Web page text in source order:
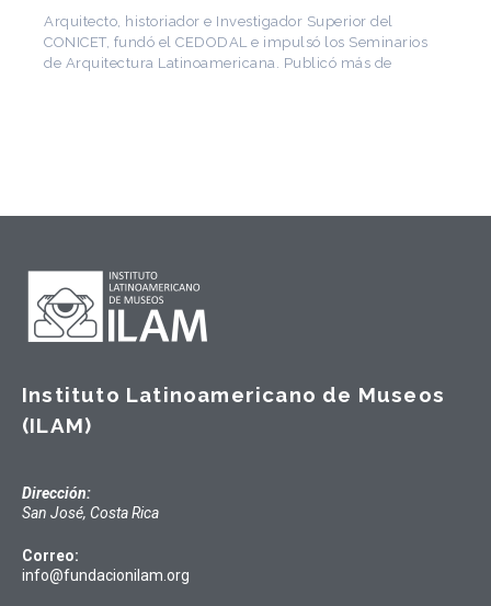
Arquitecto, historiador e Investigador Superior del
CONICET, fundó el CEDODAL e impulsó los Seminarios
de Arquitectura Latinoamericana. Publicó más de
Instituto Latinoamericano de Museos
(ILAM)
Dirección:
San José, Costa Rica
Correo:
info@fundacionilam.org